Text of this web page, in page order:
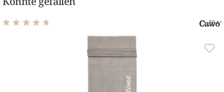
Durchschnittliche Bewertung von 4.83 von 5 Sternen